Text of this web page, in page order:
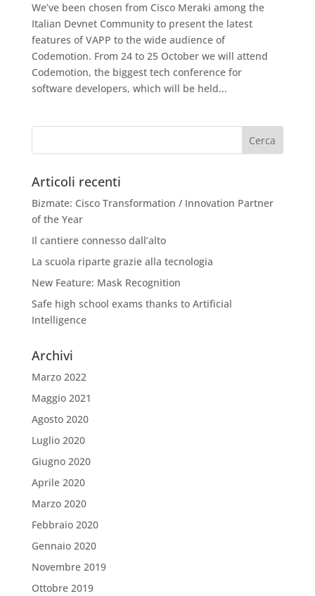
We’ve been chosen from Cisco Meraki among the
Italian Devnet Community to present the latest
features of VAPP to the wide audience of
Codemotion. From 24 to 25 October we will attend
Codemotion, the biggest tech conference for
software developers, which will be held...
Articoli recenti
Bizmate: Cisco Transformation / Innovation Partner
of the Year
Il cantiere connesso dall’alto
La scuola riparte grazie alla tecnologia
New Feature: Mask Recognition
Safe high school exams thanks to Artificial
Intelligence
Archivi
Marzo 2022
Maggio 2021
Agosto 2020
Luglio 2020
Giugno 2020
Aprile 2020
Marzo 2020
Febbraio 2020
Gennaio 2020
Novembre 2019
Ottobre 2019